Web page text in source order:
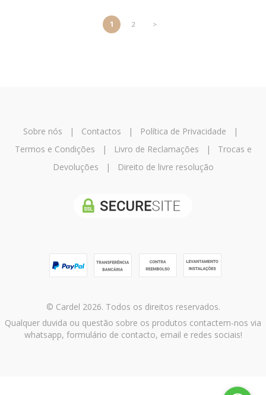
1 2 >
Sobre nós | Contactos | Política de Privacidade |
Termos e Condições | Livro de Reclamações | Trocas e
Devoluções | Direito de livre resolução
© Cardel 2026. Todos os direitos reservados.
Qualquer duvida ou questão sobre os produtos contactem-nos via
whatsapp, formulário de contacto, email e redes sociais!